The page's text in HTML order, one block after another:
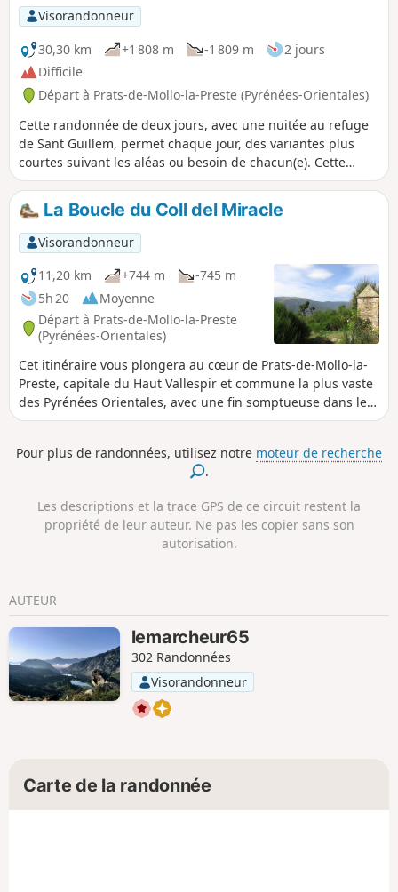
Visorandonneur
30,30 km
+1 808 m -1 809 m
2 jours
Difficile
Départ à Prats-de-Mollo-la-Preste (Pyrénées-Orientales)
Cette randonnée de deux jours, avec une nuitée au refuge
de Sant Guillem, permet chaque jour, des variantes plus
courtes suivant les aléas ou besoin de chacun(e). Cette
randonnée est entièrement balisée : malheureusement les
chemins ne sont pas entretenus et le balisage serait à
rafraichir à bien des endroits (constat début juillet 2025). Le
premier jour une montée au Puig dels Sarraïns (cote 1830).
Le second jour un passage en balcon par le Chemin d'els
Troncassers.
La Boucle du Coll del Miracle
Visorandonneur
11,20 km
+744 m
-745 m
5h 20
Moyenne
Départ à Prats-de-Mollo-la-Preste
(Pyrénées-Orientales)
Cet itinéraire vous plongera au cœur de Prats-de-Mollo-la-
Preste, capitale du Haut Vallespir et commune la plus vaste
des Pyrénées Orientales, avec une fin somptueuse dans le
souterrain du Fort Lagarde, fortification Vauban classée aux
Pour plus de randonnées, utilisez notre moteur de recherche
.
Les descriptions et la trace GPS de ce circuit restent la
propriété de leur auteur. Ne pas les copier sans son
autorisation.
AUTEUR
lemarcheur65
302 Randonnées
Visorandonneur
Carte de la randonnée